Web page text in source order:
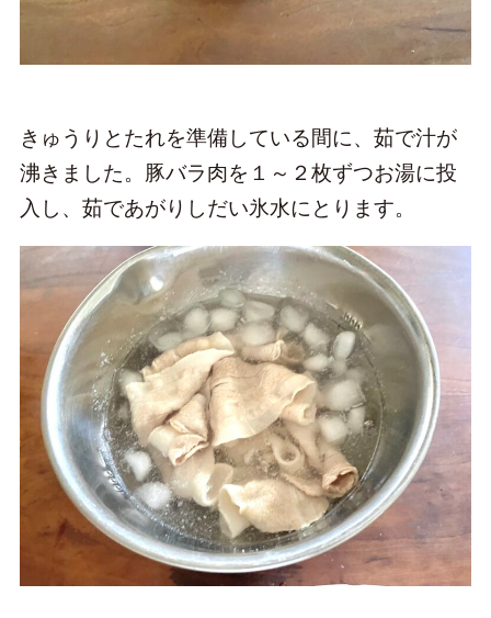
きゅうりとたれを準備している間に、茹で汁が
沸きました。豚バラ肉を１～２枚ずつお湯に投
入し、茹であがりしだい氷水にとります。